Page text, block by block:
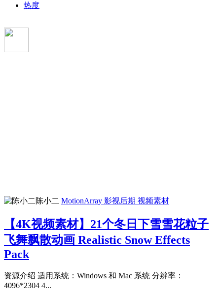
热度
陈小二 MotionArray 影视后期 视频素材
【4K视频素材】21个冬日下雪雪花粒子
飞舞飘散动画 Realistic Snow Effects
Pack
资源介绍 适用系统：Windows 和 Mac 系统 分辨率：
4096*2304 4...